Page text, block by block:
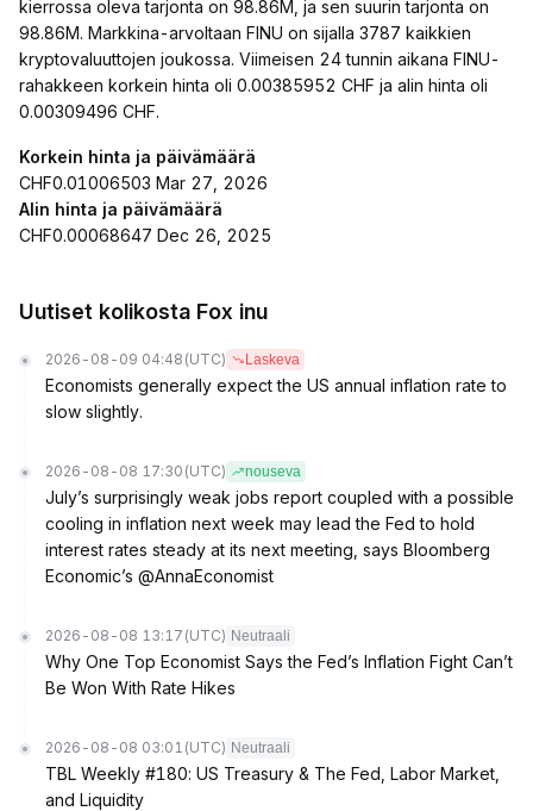
kierrossa oleva tarjonta on 98.86M, ja sen suurin tarjonta on
98.86M. Markkina-arvoltaan FINU on sijalla 3787 kaikkien
kryptovaluuttojen joukossa. Viimeisen 24 tunnin aikana FINU-
rahakkeen korkein hinta oli 0.00385952 CHF ja alin hinta oli
0.00309496 CHF.
Korkein hinta ja päivämäärä
CHF0.01006503 Mar 27, 2026
Alin hinta ja päivämäärä
CHF0.00068647 Dec 26, 2025
Uutiset kolikosta Fox inu
2026-08-09 04:48 (UTC) Laskeva
Economists generally expect the US annual inflation rate to
slow slightly.
2026-08-08 17:30 (UTC) nouseva
July’s surprisingly weak jobs report coupled with a possible
cooling in inflation next week may lead the Fed to hold
interest rates steady at its next meeting, says Bloomberg
Economic’s @AnnaEconomist
2026-08-08 13:17 (UTC) Neutraali
Why One Top Economist Says the Fed’s Inflation Fight Can’t
Be Won With Rate Hikes
2026-08-08 03:01 (UTC) Neutraali
TBL Weekly #180: US Treasury & The Fed, Labor Market,
and Liquidity